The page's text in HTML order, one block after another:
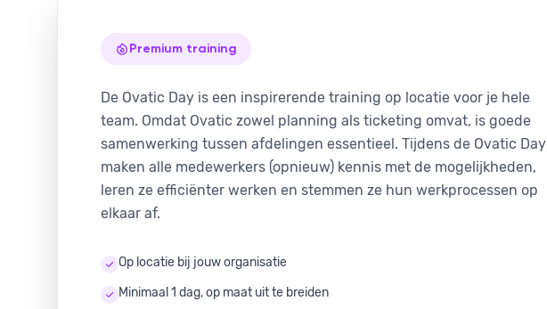
Premium training
De Ovatic Day is een inspirerende training op locatie voor je hele
team. Omdat Ovatic zowel planning als ticketing omvat, is goede
samenwerking tussen afdelingen essentieel. Tijdens de Ovatic Day
maken alle medewerkers (opnieuw) kennis met de mogelijkheden,
leren ze efficiënter werken en stemmen ze hun werkprocessen op
elkaar af.
Op locatie bij jouw organisatie
Minimaal 1 dag, op maat uit te breiden